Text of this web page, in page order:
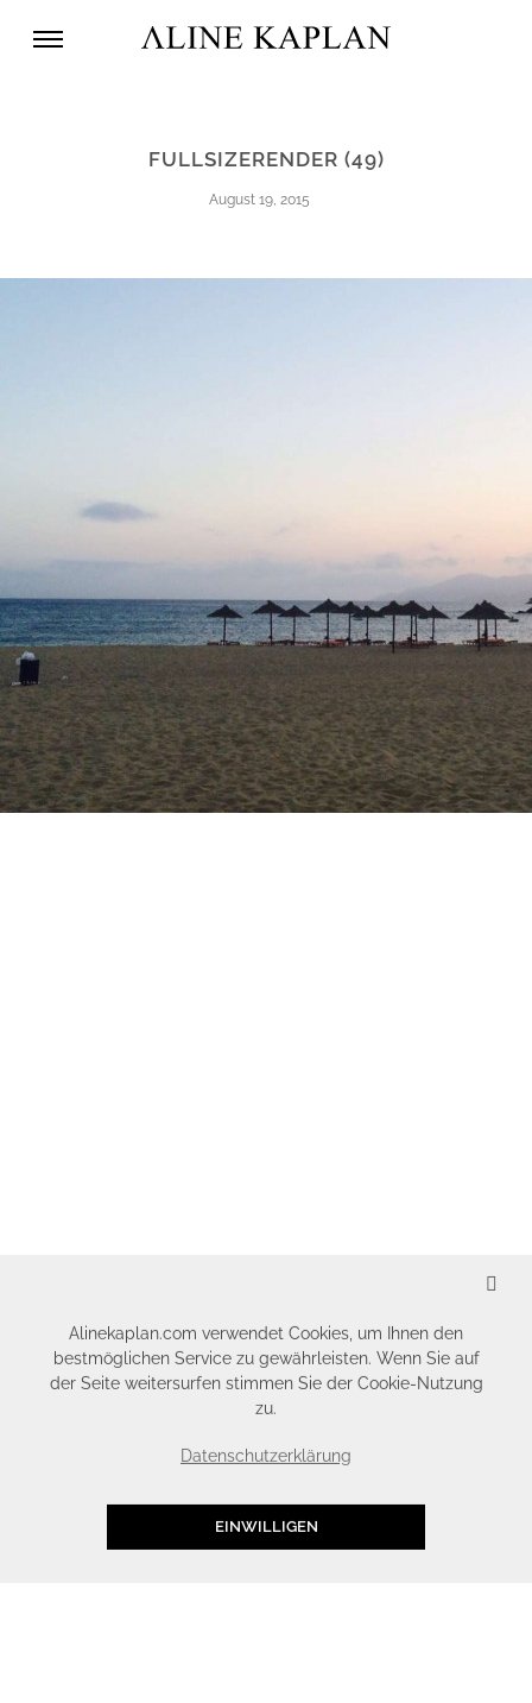
FULLSIZERENDER (49)
August 19, 2015
Alinekaplan.com verwendet Cookies, um Ihnen den
bestmöglichen Service zu gewährleisten. Wenn Sie auf
der Seite weitersurfen stimmen Sie der Cookie-Nutzung
zu.
Datenschutzerklärung
EINWILLIGEN